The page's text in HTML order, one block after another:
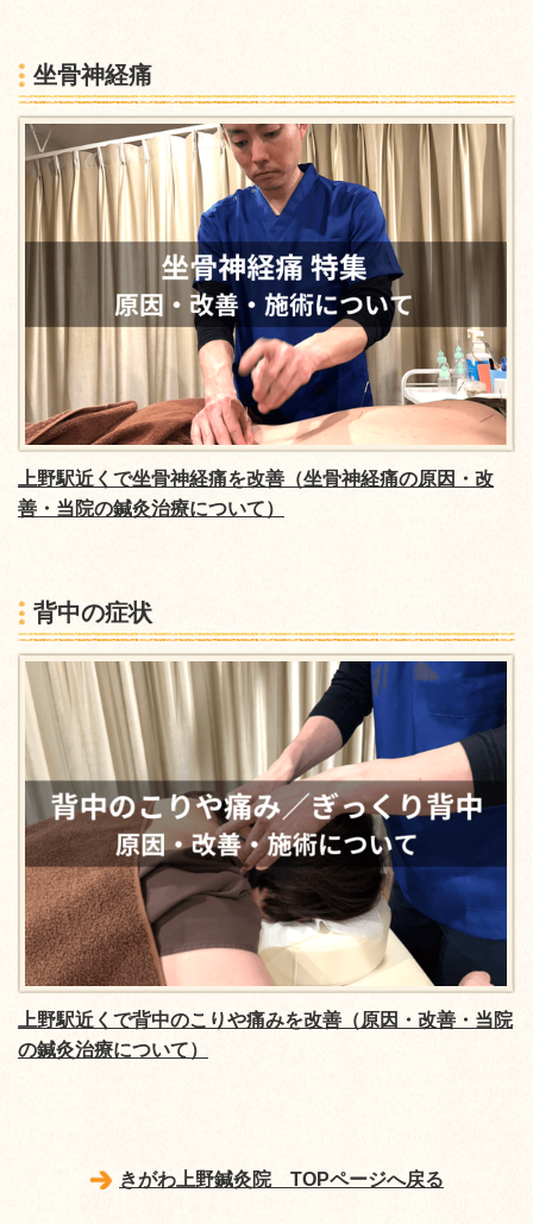
坐骨神経痛
上野駅近くで坐骨神経痛を改善（坐骨神経痛の原因・改
善・当院の鍼灸治療について）
背中の症状
上野駅近くで背中のこりや痛みを改善（原因・改善・当院
の鍼灸治療について）
きがわ上野鍼灸院 TOPページへ戻る